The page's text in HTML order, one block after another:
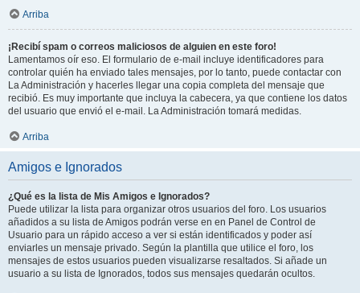
Arriba
¡Recibí spam o correos maliciosos de alguien en este foro!
Lamentamos oír eso. El formulario de e-mail incluye identificadores para
controlar quién ha enviado tales mensajes, por lo tanto, puede contactar con
La Administración y hacerles llegar una copia completa del mensaje que
recibió. Es muy importante que incluya la cabecera, ya que contiene los datos
del usuario que envió el e-mail. La Administración tomará medidas.
Arriba
Amigos e Ignorados
¿Qué es la lista de Mis Amigos e Ignorados?
Puede utilizar la lista para organizar otros usuarios del foro. Los usuarios
añadidos a su lista de Amigos podrán verse en en Panel de Control de
Usuario para un rápido acceso a ver si están identificados y poder así
enviarles un mensaje privado. Según la plantilla que utilice el foro, los
mensajes de estos usuarios pueden visualizarse resaltados. Si añade un
usuario a su lista de Ignorados, todos sus mensajes quedarán ocultos.